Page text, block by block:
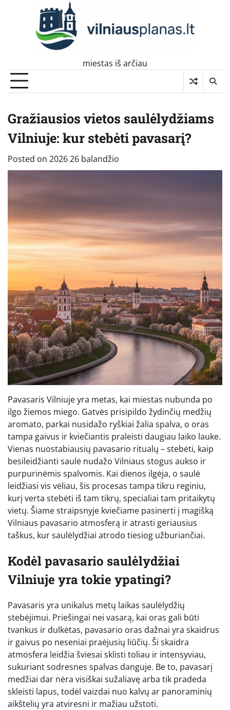
miestas iš arčiau
Gražiausios vietos saulėlydžiams
Vilniuje: kur stebėti pavasarį?
Posted on 2026 26 balandžio
Pavasaris Vilniuje yra metas, kai miestas nubunda po
ilgo žiemos miego. Gatvės prisipildo žydinčių medžių
aromato, parkai nusidažo ryškiai žalia spalva, o oras
tampa gaivus ir kviečiantis praleisti daugiau laiko lauke.
Vienas nuostabiausių pavasario ritualų – stebėti, kaip
besileidžianti saulė nudažo Vilniaus stogus aukso ir
purpurinėmis spalvomis. Kai dienos ilgėja, o saulė
leidžiasi vis vėliau, šis procesas tampa tikru reginiu,
kurį verta stebėti iš tam tikrų, specialiai tam pritaikytų
vietų. Šiame straipsnyje kviečiame pasinerti į magišką
Vilniaus pavasario atmosferą ir atrasti geriausius
taškus, kur saulėlydžiai atrodo tiesiog užburiančiai.
Kodėl pavasario saulėlydžiai
Vilniuje yra tokie ypatingi?
Pavasaris yra unikalus metų laikas saulėlydžių
stebėjimui. Priešingai nei vasarą, kai oras gali būti
tvankus ir dulkėtas, pavasario oras dažnai yra skaidrus
ir gaivus po neseniai praėjusių liūčių. Ši skaidra
atmosfera leidžia šviesai sklisti toliau ir intensyviau,
sukuriant sodresnes spalvas danguje. Be to, pavasarį
medžiai dar nėra visiškai sužaliavę arba tik pradeda
skleisti lapus, todėl vaizdai nuo kalvų ar panoraminių
aikštelių yra atviresni ir mažiau užstoti.